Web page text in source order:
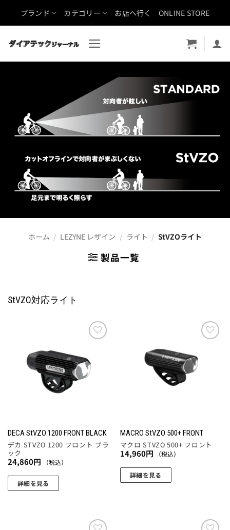
ブランド カテゴリー お店へ行く ONLINE STORE
ホーム / LEZYNE レザイン / ライト / StVZOライト
製品一覧
StVZO対応ライト
DECA StVZO 1200 FRONT BLACK
デカ STVZO 1200 フロント ブラ
ック
24,860円 （税込）
詳細を見る
MACRO StVZO 500+ FRONT
マクロ STVZO 500+ フロント
14,960円 （税込）
詳細を見る